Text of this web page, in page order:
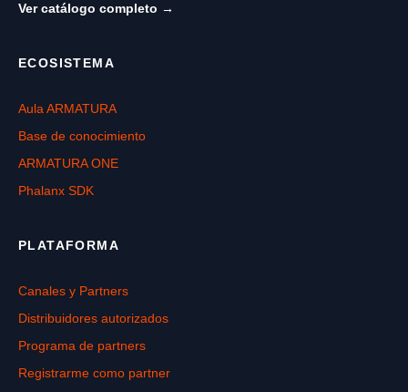
Ver catálogo completo →
ECOSISTEMA
Aula ARMATURA
Base de conocimiento
ARMATURA ONE
Phalanx SDK
PLATAFORMA
Canales y Partners
Distribuidores autorizados
Programa de partners
Registrarme como partner